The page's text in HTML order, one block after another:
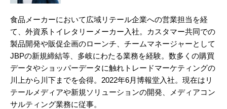
食品メーカーにおいて広域リテール企業への営業担当を経
て、外資系トイレタリーメーカー入社。カスタマー共同での
製品開発や販促企画のローンチ、チームマネージャーとして
JBPの新規締結等、多岐にわたる業務を経験。数多くの購買
データやショッパーデータに触れトレードマーケティングの
川上から川下までを会得。2022年6月博報堂入社。現在はリ
テールメディアや新規ソリューションの開発、メディアコン
サルティング業務に従事。